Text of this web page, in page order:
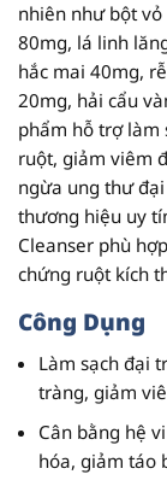
nhiên như bộtvỏ
80mg, lá linh
hắc mai 40mg, rễ
20mg, hải cẩu
phẩm hỗ trợ làm
ruột, giảm viêm
ngừa ung thưđại
thương hiệu uy
Cleanser phù hợp
chứng ruột kích
Công Dụng
Làm sạch đại
tràng, giảm
Cân bằng hệ vi
hóa, giảm táo